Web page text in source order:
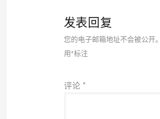
发表回复
您的电子邮箱地址不会被公开。
用*标注
评论 *